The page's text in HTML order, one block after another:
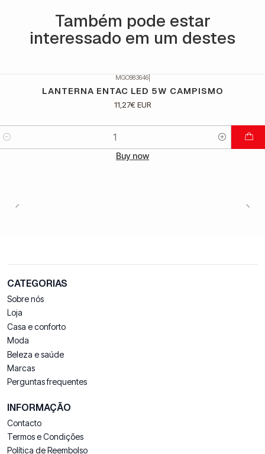
Também pode estar
interessado em um destes
MGO983646|
LANTERNA ENTAC LED 5W CAMPISMO
11,27€ EUR
Buy now
CATEGORIAS
Sobre nós
Loja
Casa e conforto
Moda
Beleza e saúde
Marcas
Perguntas frequentes
INFORMAÇÃO
Contacto
Termos e Condições
Política de Reembolso